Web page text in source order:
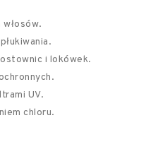
i lokówek.
UV.
chloru.